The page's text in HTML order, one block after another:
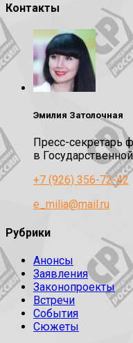
Контакты
Эмилия Затолочная
Пресс-секретарь
в
+7 (926) 356-72-42
e_milia@mail.ru
Рубрики
Анонсы
Заявления
Законопроекты
Встречи
События
Сюжеты